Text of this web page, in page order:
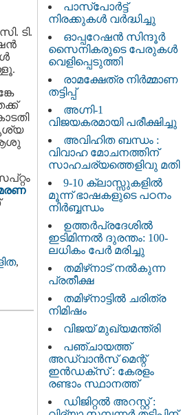
ടി.
,
പാസ്‌പോർട്ട്
നിരക്കുകൾ വർദ്ധിച്ചു
ഓപ്പറേഷൻ സിന്ദൂർ
സൈനികരുടെ പേരുകൾ
വെളിപ്പെടുത്തി
രാമക്ഷേത്ര നിർമ്മാണ
തട്ടിപ്പ്
അഗ്നി-1
വിജയകരമായി പരീക്ഷിച്ചു
അവിഹിത ബന്ധം :
വിവാഹ മോചനത്തിന്
സാഹചര്യത്തെളിവു മതി
9-10 ക്ലാസ്സുകളിൽ
മൂന്ന് ഭാഷകളുടെ പഠനം
നിർബ്ബന്ധം
ഉത്തർപ്രദേശിൽ
ഇടിമിന്നൽ ദുരന്തം: 100-
ലധികം പേർ മരിച്ചു
തമിഴ്‌നാട് നൽകുന്ന
പ്രതീക്ഷ
തമിഴ്‌നാട്ടില്‍ ചരിത്ര
നിമിഷം
വിജയ് മുഖ്യമന്ത്രി
പഞ്ചായത്ത്
അഡ്വാൻസ് മെന്റ്
ഇൻഡക്സ് : കേരളം
രണ്ടാം സ്ഥാനത്ത്
ഡിജിറ്റൽ അറസ്റ്റ് :